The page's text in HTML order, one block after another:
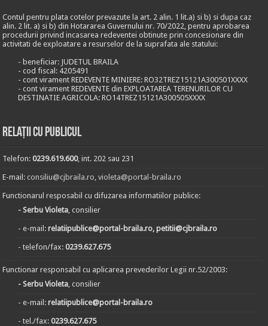
Contul pentru plata cotelor prevazute la art. 2 alin. 1 lit.a) si b) si dupa caz
alin. 2 lit. a) si b) din Hotararea Guvernului nr. 70/2022, pentru aprobarea
procedurii privind incasarea redeventei obtinute prin concesionare din
activitati de exploatare a resurselor de la suprafata ale statului:
- beneficiar: JUDETUL BRAILA
- cod fiscal: 4205491
- cont virament REDEVENTE MINIERE: RO32TREZ15121A300501XXXX
- cont virament REDEVENTE din EXPLOATAREA TERENURILOR CU
DESTINATIE AGRICOLA: RO14TREZ15121A300505XXXX
Relații cu publicul
Telefon:0239.619.600, int. 202 sau 231
E-mail:consiliu@cjbraila.ro,violeta@portal-braila.ro
Functionarul resposabil cu difuzarea informatiilor publice:
- Serbu Violeta, consilier
- e-mail:relatiipublice@portal-braila.ro, petitii@cjbraila.ro
- telefon/fax:0239.627.675
Functionar responsabil cu aplicarea prevederilor Legii nr.52/2003:
- Serbu Violeta, consilier
- e-mail:relatiipublice@portal-braila.ro
- tel./fax:0239.627.675